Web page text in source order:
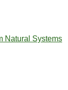
Natural Systems